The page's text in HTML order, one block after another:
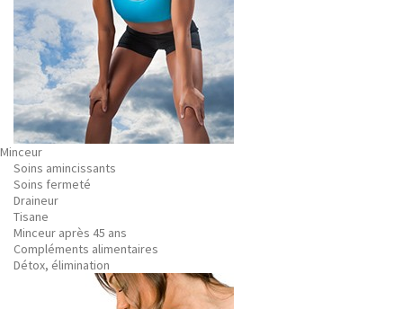
Minceur
Soins amincissants
Soins fermeté
Draineur
Tisane
Minceur après 45 ans
Compléments alimentaires
Détox, élimination